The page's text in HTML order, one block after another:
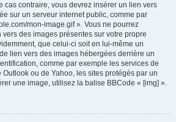
cas contraire, vous devrez insérer un lien vers
sur un serveur internet public, comme par
mon-image.gif ». Vous ne pourrez
des images présentes sur votre propre
que celui-ci soit en lui-même un
lien vers des images hébergées derrière un
comme par exemple les services de
ou de Yahoo, les sites protégés par un
une image, utilisez la balise BBCode « [img] ».